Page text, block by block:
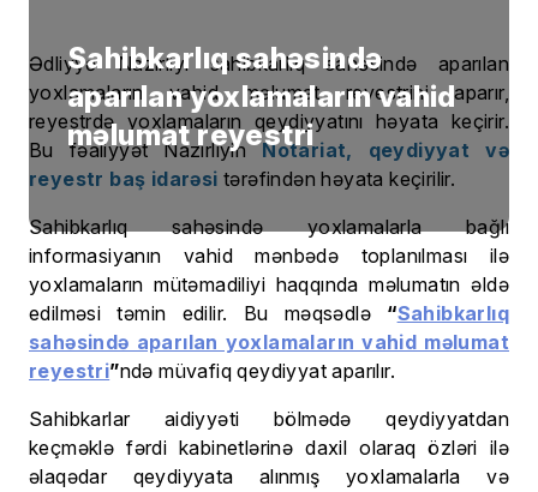
Sahibkarlıq sahəsində
aparılan yoxlamaların vahid
məlumat reyestri
Ədliyyə Nazirliyi sahibkarlıq sahəsində aparılan
yoxlamaların vahid məlumat reyestrini aparır,
reyestrdə yoxlamaların qeydiyyatını həyata keçirir.
Bu fəaliyyət NazirliyinNotariat, qeydiyyat və
reyestr baş idarəsi tərəfindən həyata keçirilir.
Sahibkarlıq sahəsində yoxlamalarla bağlı
informasiyanın vahid mənbədə toplanılması ilə
yoxlamaların mütəmadiliyi haqqında məlumatın əldə
edilməsi təmin edilir. Bu məqsədlə “Sahibkarlıq
sahəsində aparılan yoxlamaların vahid məlumat
reyestri”ndə müvafiq qeydiyyat aparılır.
Sahibkarlar aidiyyəti bölmədə qeydiyyatdan
keçməklə fərdi kabinetlərinə daxil olaraq özləri ilə
əlaqədar qeydiyyata alınmış yoxlamalarla və